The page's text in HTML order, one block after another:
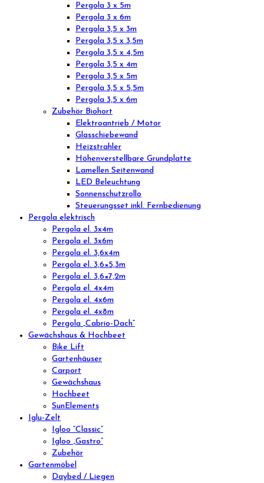
Pergola 3 x 5m
Pergola 3 x 6m
Pergola 3,5 x 3m
Pergola 3,5 x 3,5m
Pergola 3,5 x 4,5m
Pergola 3,5 x 4m
Pergola 3,5 x 5m
Pergola 3,5 x 5,5m
Pergola 3,5 x 6m
Zubehör Biohort
Elektroantrieb / Motor
Glasschiebewand
Heizstrahler
Höhenverstellbare Grundplatte
Lamellen Seitenwand
LED Beleuchtung
Sonnenschutzrollo
Steuerungsset inkl. Fernbedienung
Pergola elektrisch
Pergola el. 3x4m
Pergola el. 3x6m
Pergola el. 3,6x4m
Pergola el. 3,6×5,3m
Pergola el. 3,6×7,2m
Pergola el. 4x4m
Pergola el. 4x6m
Pergola el. 4x8m
Pergola „Cabrio-Dach“
Gewächshaus & Hochbeet
Bike Lift
Gartenhäuser
Carport
Gewächshaus
Hochbeet
SunElements
Iglu-Zelt
Igloo “Classic”
Igloo „Gastro”
Zubehör
Gartenmöbel
Daybed / Liegen